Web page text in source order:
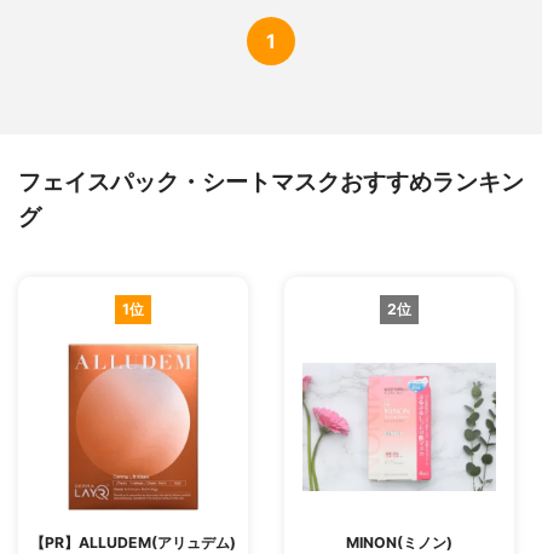
1
フェイスパック・シートマスクおすすめランキン
グ
1位
【PR】ALLUDEM(アリュデム)
2位
MINON(ミノン)